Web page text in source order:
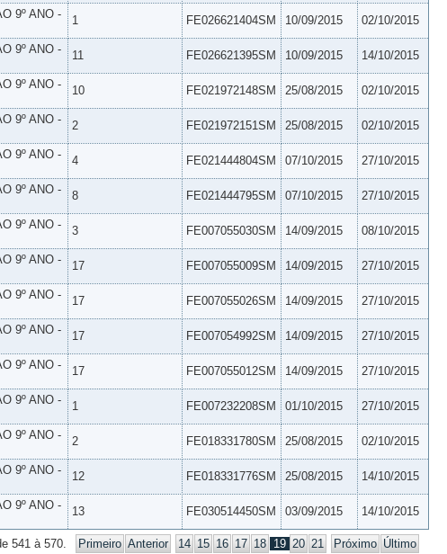
9º ANO -
1 FE026621404SM 10/09/2015 02/10/2015
9º ANO -
11 FE026621395SM 10/09/2015 14/10/2015
9º ANO -
10 FE021972148SM 25/08/2015 02/10/2015
9º ANO -
2 FE021972151SM 25/08/2015 02/10/2015
9º ANO -
4 FE021444804SM 07/10/2015 27/10/2015
9º ANO -
8 FE021444795SM 07/10/2015 27/10/2015
9º ANO -
3 FE007055030SM 14/09/2015 08/10/2015
9º ANO -
17 FE007055009SM 14/09/2015 27/10/2015
9º ANO -
17 FE007055026SM 14/09/2015 27/10/2015
9º ANO -
17 FE007054992SM 14/09/2015 27/10/2015
9º ANO -
17 FE007055012SM 14/09/2015 27/10/2015
9º ANO -
1 FE007232208SM 01/10/2015 27/10/2015
9º ANO -
2 FE018331780SM 25/08/2015 02/10/2015
9º ANO -
12 FE018331776SM 25/08/2015 14/10/2015
9º ANO -
13 FE030514450SM 03/09/2015 14/10/2015
541 à 570. Primeiro Anterior 14 15 16 17 18 19 20 21 Próximo Último